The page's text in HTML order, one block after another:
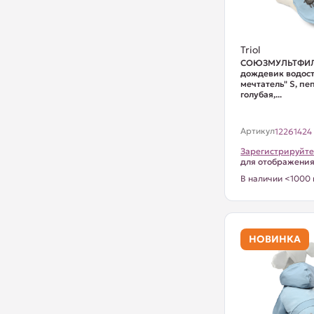
Triol
дождевик
мечтатель" S,
голубая,...
Артикул12261424
для
В наличии <1000
НОВИНКА